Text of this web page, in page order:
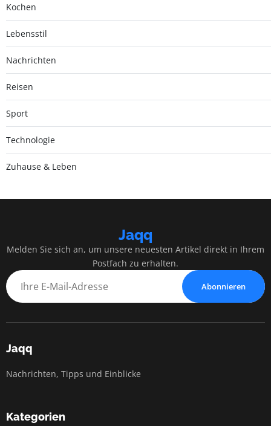
Kochen
Lebensstil
Nachrichten
Reisen
Sport
Technologie
Zuhause & Leben
Jaqq
Melden Sie sich an, um unsere neuesten Artikel direkt in Ihrem
Postfach zu erhalten.
Abonnieren
Jaqq
Nachrichten, Tipps und Einblicke
Kategorien